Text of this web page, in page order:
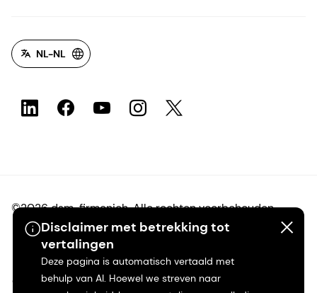
Disclaimer met betrekking tot
vertalingen
Deze pagina is automatisch vertaald met
behulp van AI. Hoewel we streven naar
NL-NL
©2026 dsm-firmenich. Alle rechten voorbehouden.
Privacyverklaring
Gebruiksvoorwaarden